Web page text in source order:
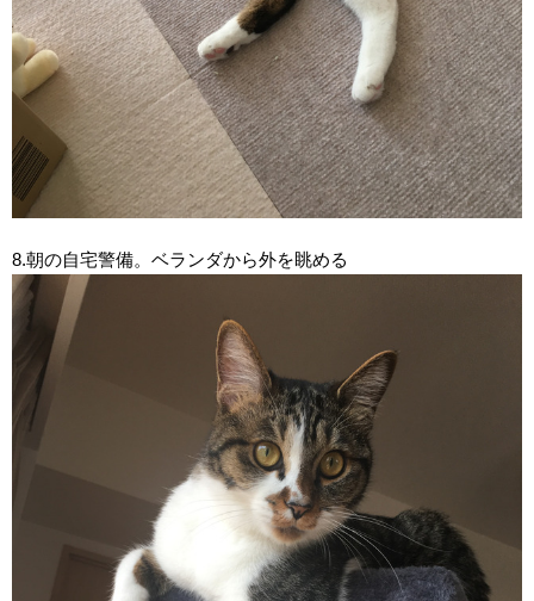
8.朝の自宅警備。ベランダから外を眺める